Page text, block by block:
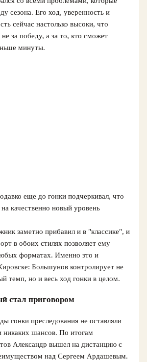
сезона. Его ход, уверенность и
сейчас настолько высоки, что
за победу, а за то, кто сможет
минуты.
еще до гонки подчеркивал, что
качественно новый уровень
заметно прибавил и в "классике", и
в обоих стилях позволяет ему
форматах. Именно это и
Большунов контролирует не
темп, но и весь ход гонки в целом.
стал приговором
гонки преследования не оставляли
никаких шансов. По итогам
Александр вышел на дистанцию с
над Сергеем Ардашевым.